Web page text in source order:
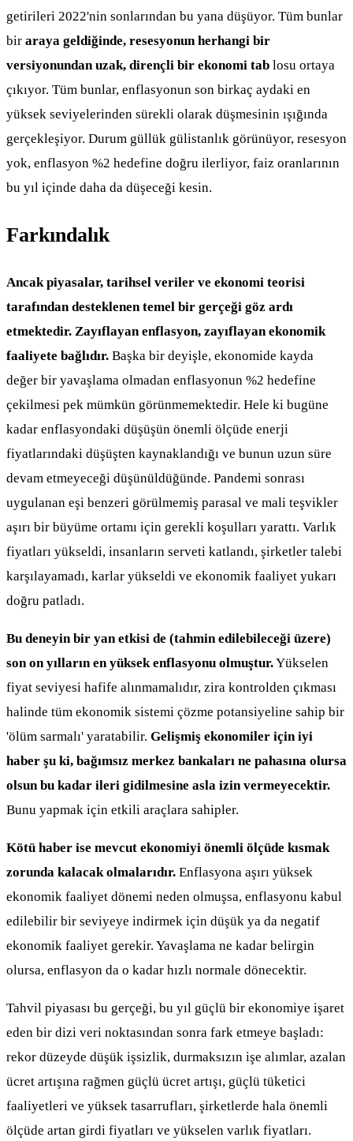
getirileri 2022'nin sonlarından bu yana düşüyor. Tüm bunlar
bir araya geldiğinde, resesyonun herhangi bir
versiyonundan uzak, dirençli bir ekonomi tab losu ortaya
çıkıyor. Tüm bunlar, enflasyonun son birkaç aydaki en
yüksek seviyelerinden sürekli olarak düşmesinin ışığında
gerçekleşiyor. Durum güllük gülistanlık görünüyor, resesyon
yok, enflasyon %2 hedefine doğru ilerliyor, faiz oranlarının
bu yıl içinde daha da düşeceği kesin.
Farkındalık
Ancak piyasalar, tarihsel veriler ve ekonomi teorisi
tarafından desteklenen temel bir gerçeği göz ardı
etmektedir. Zayıflayan enflasyon, zayıflayan ekonomik
faaliyete bağlıdır. Başka bir deyişle, ekonomide kayda
değer bir yavaşlama olmadan enflasyonun %2 hedefine
çekilmesi pek mümkün görünmemektedir. Hele ki bugüne
kadar enflasyondaki düşüşün önemli ölçüde enerji
fiyatlarındaki düşüşten kaynaklandığı ve bunun uzun süre
devam etmeyeceği düşünüldüğünde. Pandemi sonrası
uygulanan eşi benzeri görülmemiş parasal ve mali teşvikler
aşırı bir büyüme ortamı için gerekli koşulları yarattı. Varlık
fiyatları yükseldi, insanların serveti katlandı, şirketler talebi
karşılayamadı, karlar yükseldi ve ekonomik faaliyet yukarı
doğru patladı.
Bu deneyin bir yan etkisi de (tahmin edilebileceği üzere)
son on yılların en yüksek enflasyonu olmuştur.Yükselen
fiyat seviyesi hafife alınmamalıdır, zira kontrolden çıkması
halinde tüm ekonomik sistemi çözme potansiyeline sahip bir
'ölüm sarmalı' yaratabilir. Gelişmiş ekonomiler için iyi
haber şu ki, bağımsız merkez bankaları ne pahasına olursa
olsun bu kadar ileri gidilmesine asla izin vermeyecektir.
Bunu yapmak için etkili araçlara sahipler.
Kötü haber ise mevcut ekonomiyi önemli ölçüde kısmak
zorunda kalacak olmalarıdır. Enflasyona aşırı yüksek
ekonomik faaliyet dönemi neden olmuşsa, enflasyonu kabul
edilebilir bir seviyeye indirmek için düşük ya da negatif
ekonomik faaliyet gerekir. Yavaşlama ne kadar belirgin
olursa, enflasyon da o kadar hızlı normale dönecektir.
Tahvil piyasası bu gerçeği, bu yıl güçlü bir ekonomiye işaret
eden bir dizi veri noktasından sonra fark etmeye başladı:
rekor düzeyde düşük işsizlik, durmaksızın işe alımlar, azalan
ücret artışına rağmen güçlü ücret artışı, güçlü tüketici
faaliyetleri ve yüksek tasarrufları, şirketlerde hala önemli
ölçüde artan girdi fiyatları ve yükselen varlık fiyatları.